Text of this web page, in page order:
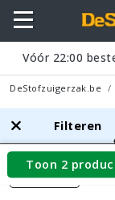
Vóór 22:00
DeStofzuigerzak.be
Filters
Filteren
Toon 2